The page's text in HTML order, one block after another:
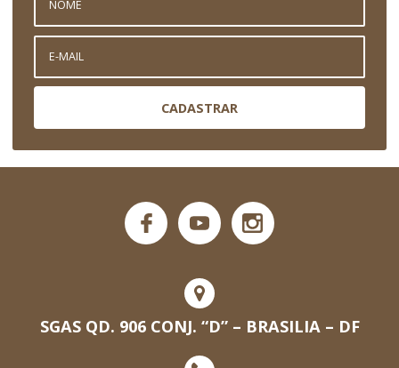
CADASTRAR
SGAS QD. 906 CONJ. “D” – BRASILIA – DF